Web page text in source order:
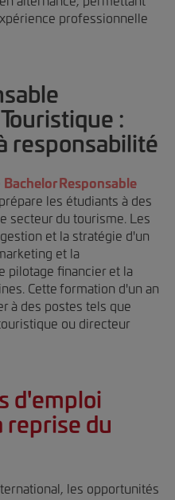
professionnelle
:
responsabilité
Bachelor Responsable
prépare les étudiants à des
secteur du tourisme. Les
et la stratégie d'un
et la
pilotage financier et la
Cette formation d'un an
à des postes tels que
ou directeur
d'emploi
reprise du
les opportunités